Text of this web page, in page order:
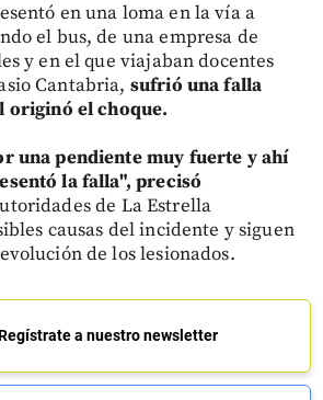
en una loma en la vía a
el bus, de una empresa de
y en el que viajaban docentes
Cantabria, sufrió una falla
originó el choque.
una pendiente muy fuerte y ahí
la falla", precisó
de La Estrella
causas del incidente y siguen
de los lesionados.
a nuestro newsletter